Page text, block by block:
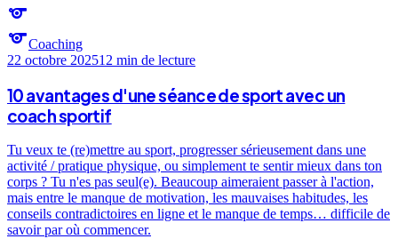
sports
sportsCoaching
22 octobre 202512 min de lecture
10 avantages d'une séance de sport avec un
coach sportif
Tu veux te (re)mettre au sport, progresser sérieusement dans une
activité / pratique physique, ou simplement te sentir mieux dans ton
corps ? Tu n'es pas seul(e). Beaucoup aimeraient passer à l'action,
mais entre le manque de motivation, les mauvaises habitudes, les
conseils contradictoires en ligne et le manque de temps… difficile de
savoir par où commencer.